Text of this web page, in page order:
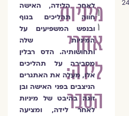
מיניות
אחרי
לידה:
הסבר
הדס
רבלין
לאחר הלידה, האישה
חווה תהליכים בגוף
ובנפש המשפיעים על
המיניות שלה
ותחושותיה. הדס רבלין
מסבירה על תהליכים
אלו, מעלה את האתגרים
הניצבים בפני האישה ובן
זוגה בהיבט של מיניות
לאחר לידה, ומציעה